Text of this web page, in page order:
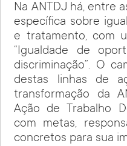
Na ANTDJ há, entre
específica sobre
e tratamento, com
“Igualdade de
discriminação”. O
destas linhas de
transformação da
Ação de Trabalho
com metas,
concretos para sua